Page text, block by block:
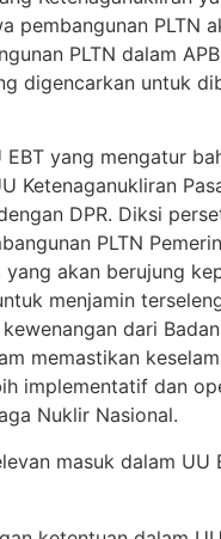
PLTN dalam
digencarkan untuk
yang mengatur
Ketenaganukliran
DPR. Diksi
PLTN
akan berujung
menjamin
dari
memastikan
implementatif dan
Nuklir Nasional.
masuk dalam